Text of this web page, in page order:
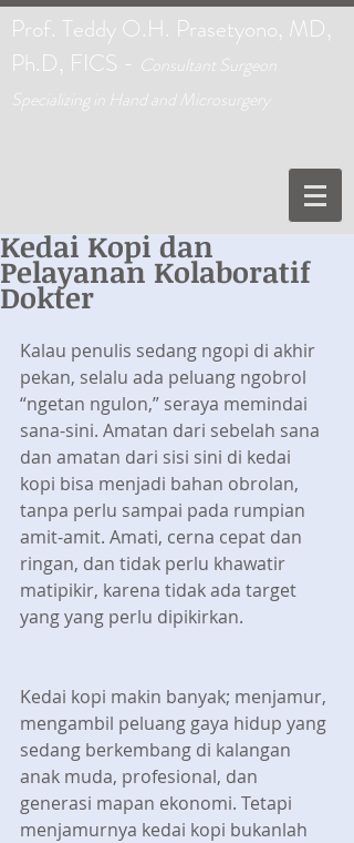
Prof. Teddy O.H. Prasetyono, MD,
Ph.D, FICS - C onsultant Surgeon
Specializing in Hand and Microsurgery
Kedai Kopi dan
Pelayanan Kolaboratif
Dokter
Kalau penulis sedang ngopi di akhir
pekan, selalu ada peluang ngobrol
“ngetan ngulon,” seraya memindai
sana-sini. Amatan dari sebelah sana
dan amatan dari sisi sini di kedai
kopi bisa menjadi bahan obrolan,
tanpa perlu sampai pada rumpian
amit-amit. Amati, cerna cepat dan
ringan, dan tidak perlu khawatir
matipikir, karena tidak ada target
yang yang perlu dipikirkan.
Kedai kopi makin banyak; menjamur,
mengambil peluang gaya hidup yang
sedang berkembang di kalangan
anak muda, profesional, dan
generasi mapan ekonomi. Tetapi
menjamurnya kedai kopi bukanlah